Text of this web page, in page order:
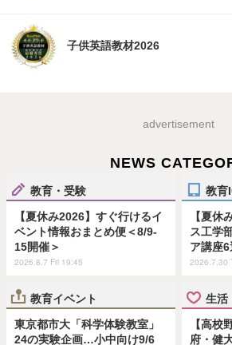
子供英語教材2026
advertisement
NEWS
教育・受験
【夏休み2026】すぐ行けるイ
ベント情報おまとめ便＜8/9-
15開催＞
2026.8.7 Fri 19:45
教育
【夏休
ス工学
ア講座6
2026.7.30
教育イベント
東京都市大「科学体験教室」
24の実験企画…小中向け9/6
生活
【高校
府・健